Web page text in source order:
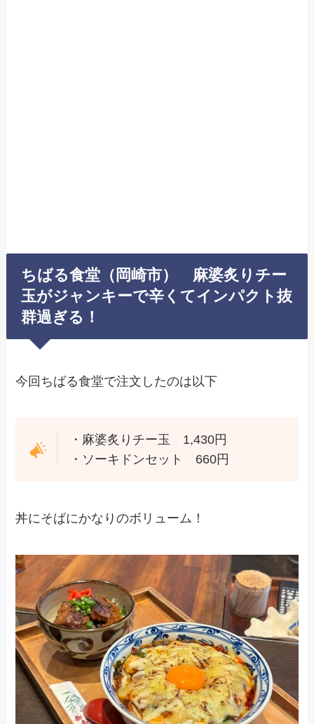
ちばる食堂（岡崎市） 麻婆炙りチー
玉がジャンキーで辛くてインパクト抜
群過ぎる！
今回ちばる食堂で注文したのは以下
・麻婆炙りチー玉 1,430円
・ソーキドンセット 660円
丼にそばにかなりのボリューム！